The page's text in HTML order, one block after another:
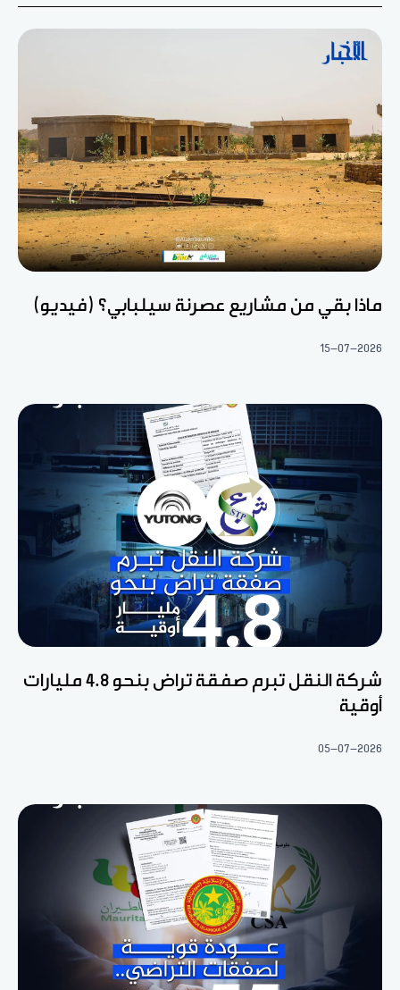
ماذا بقي من مشاريع عصرنة سيلبابي؟ (فيديو)
15-07-2026
شركة النقل تبرم صفقة تراض بنحو 4.8 مليارات
أوقية
05-07-2026